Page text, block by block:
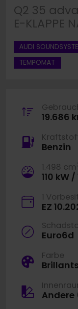
Q2 35
E-KLAPPE
AUDI
TEMPOMAT
19.686
Benzin
1.498 cm
110 kW /
1
EZ
Euro6d
Farbe
Andere